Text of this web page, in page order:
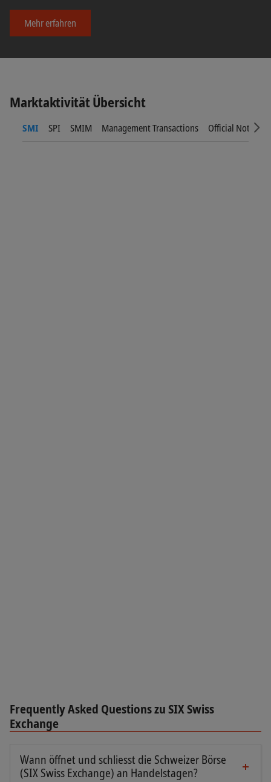
Mehr erfahren
Marktaktivität Übersicht
SMI SPI SMIM Management Transactions Official Notices
Frequently Asked Questions zu SIX Swiss
Exchange
Wann öffnet und schliesst die Schweizer Börse
(SIX Swiss Exchange) an Handelstagen?